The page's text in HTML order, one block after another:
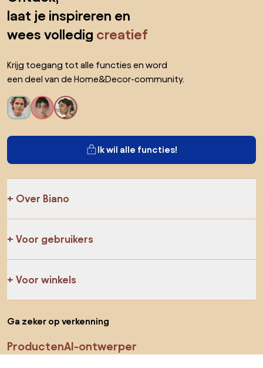
laat je inspireren en
wees volledig creatief
Krijg toegang tot alle functies en word
een deel van de Home&Decor-community.
Ik wil alle functies!
Over Biano
Voor gebruikers
Voor winkels
Ga zeker op verkenning
ProductenAI-ontwerper